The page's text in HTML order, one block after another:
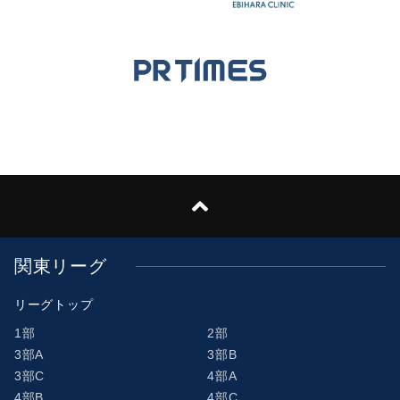
関東リーグ
リーグトップ
1部
2部
3部A
3部B
3部C
4部A